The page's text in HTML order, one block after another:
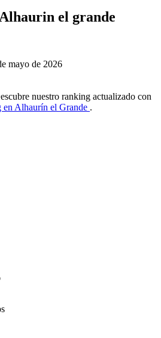
el grande
mayo de 2026
nuestro ranking actualizado con
en Alhaurín el Grande .